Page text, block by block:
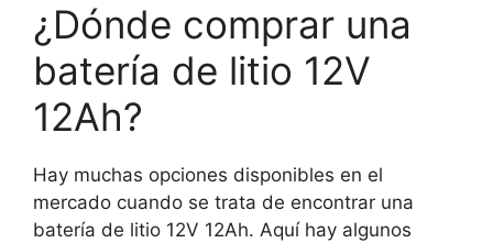
¿Dónde comprar una
batería de litio 12V
12Ah?
Hay muchas opciones disponibles en el
mercado cuando se trata de encontrar una
batería de litio 12V 12Ah. Aquí hay algunos